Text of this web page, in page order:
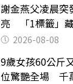
謝金燕父凌晨突
亮 「1標籤」
2026-08-08
9歲女孩60公斤
位驚艷全場 千